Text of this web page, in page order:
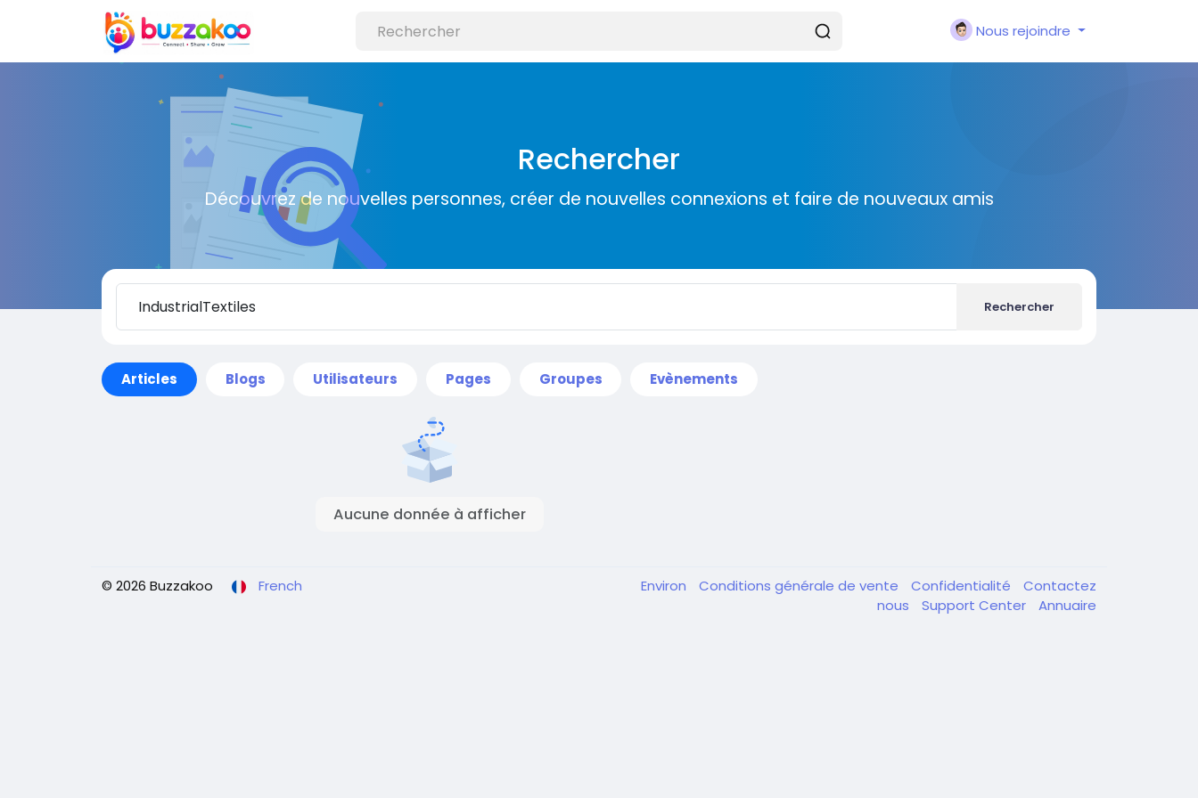
Nous rejoindre
Rechercher
Découvrez de nouvelles personnes, créer de nouvelles connexions et faire de nouveaux amis
Rechercher
Articles Blogs Utilisateurs Pages Groupes Evènements
Aucune donnée à afficher
© 2026 Buzzakoo French Environ Conditions générale de vente Confidentialité
Contactez
nous
Support Center Annuaire